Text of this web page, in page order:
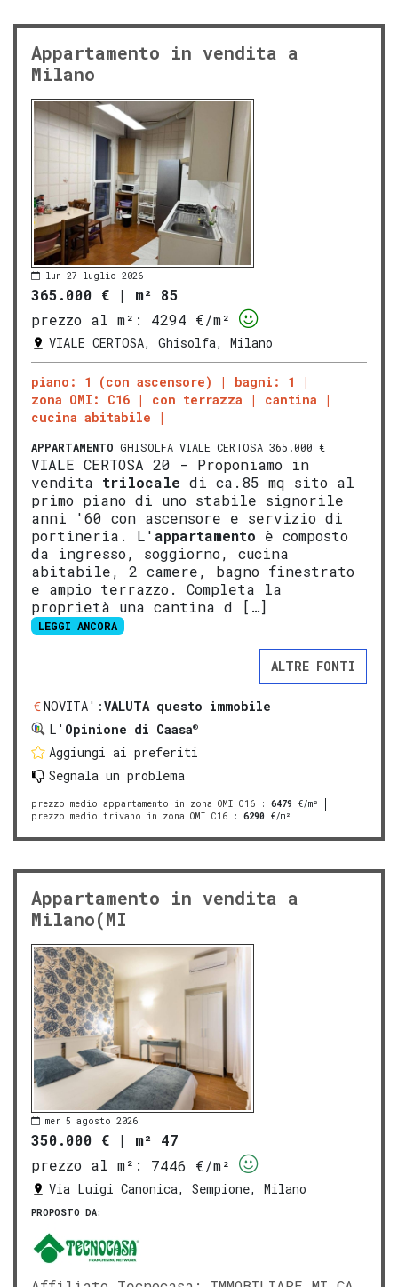
Appartamento in vendita a
Milano
lun 27 luglio 2026
365.000 € | m² 85
prezzo al m²:
4294 €/m²
VIALE CERTOSA, Ghisolfa, Milano
piano: 1 (con ascensore)
bagni: 1
zona OMI: C16
con terrazza
cantina
cucina abitabile
APPARTAMENTO GHISOLFA VIALE CERTOSA 365.000 €
VIALE CERTOSA 20 - Proponiamo in
vendita trilocale di ca.85 mq sito al
primo piano di uno stabile signorile
anni '60 con ascensore e servizio di
portineria. L' appartamento è composto
da ingresso, soggiorno, cucina
abitabile, 2 camere, bagno finestrato
e ampio terrazzo. Completa la
proprietà una cantina d […]
LEGGI ANCORA
ALTRE FONTI
NOVITA':VALUTA questo immobile
L' Opinione di Caasa®
Aggiungi ai preferiti
Segnala un problema
prezzo medio appartamento in zona OMI C16 : 6479 €/m²
prezzo medio trivano in zona OMI C16 : 6290 €/m²
Appartamento in vendita a
Milano(MI
mer 5 agosto 2026
350.000 € | m² 47
prezzo al m²:
7446 €/m²
Via Luigi Canonica, Sempione, Milano
PROPOSTO DA: